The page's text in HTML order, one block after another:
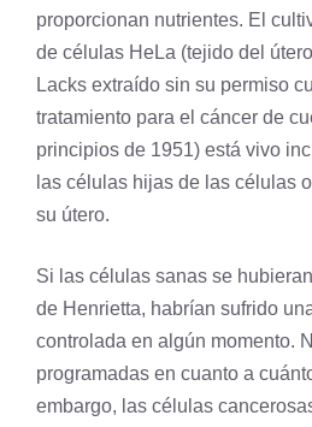
proporcionan nutrientes. El
de células HeLa (tejido del
Lacks extraído sin su permiso
tratamiento para el cáncer de
principios de 1951) está vivo
las células hijas de las células
su útero.
Si las células sanas se
de Henrietta, habrían sufrido
controlada en algún momento.
programadas en cuanto a
embargo, las células